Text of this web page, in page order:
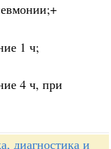
1 ч;
4 ч, при
диагностика и